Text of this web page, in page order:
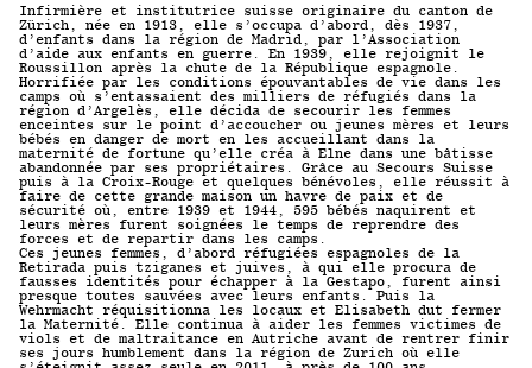
Infirmière et institutrice suisse originaire du canton de
Zürich, née en 1913, elle s’occupa d’abord, dès 1937,
d’enfants dans la région de Madrid, par l’Association
d’aide aux enfants en guerre. En 1939, elle rejoignit le
Roussillon après la chute de la République espagnole.
Horrifiée par les conditions épouvantables de vie dans les
camps où s’entassaient des milliers de réfugiés dans la
région d’Argelès, elle décida de secourir les femmes
enceintes sur le point d’accoucher ou jeunes mères et leurs
bébés en danger de mort en les accueillant dans la
maternité de fortune qu’elle créa à Elne dans une bâtisse
abandonnée par ses propriétaires. Grâce au Secours Suisse
puis à la Croix-Rouge et quelques bénévoles, elle réussit à
faire de cette grande maison un havre de paix et de
sécurité où, entre 1939 et 1944, 595 bébés naquirent et
leurs mères furent soignées le temps de reprendre des
forces et de repartir dans les camps.
Ces jeunes femmes, d’abord réfugiées espagnoles de la
Retirada puis tziganes et juives, à qui elle procura de
fausses identités pour échapper à la Gestapo, furent ainsi
presque toutes sauvées avec leurs enfants. Puis la
Wehrmacht réquisitionna les locaux et Elisabeth dut fermer
la Maternité. Elle continua à aider les femmes victimes de
viols et de maltraitance en Autriche avant de rentrer finir
ses jours humblement dans la région de Zurich où elle